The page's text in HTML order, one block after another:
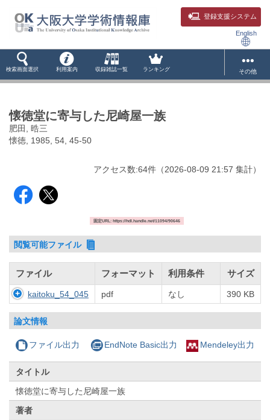
登録支援システム
English
検索画面選択 利用案内 収録雑誌一覧 ランキング その他
懐徳堂に寄与した尼崎屋一族
肥田, 晧三
懐徳, 1985, 54, 45-50
アクセス数:64件 （2026-08-09 21:57 集計）
固定URL: https://hdl.handle.net/11094/90646
閲覧可能ファイル
ファイル フォーマット 利用条件 サイズ
kaitoku_54_045 pdf なし 390 KB
論文情報
ファイル出力 EndNote Basic出力 Mendeley出力
タイトル
懐徳堂に寄与した尼崎屋一族
著者